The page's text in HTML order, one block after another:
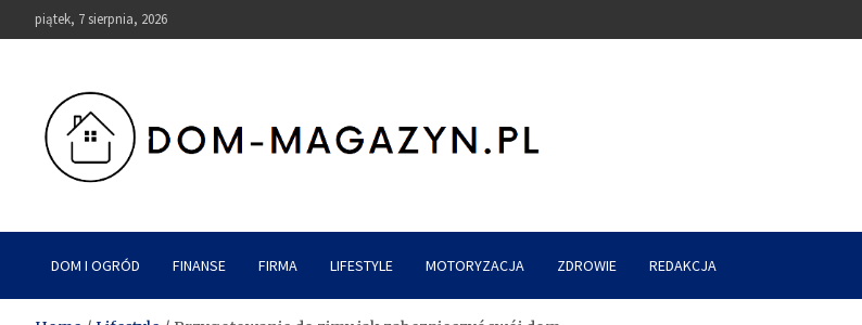
to
piątek, 7 sierpnia, 2026
Dom-Magazyn.pl
DOM I OGRÓD FINANSE FIRMA LIFESTYLE MOTORYZACJA ZDROWIE REDAKCJA